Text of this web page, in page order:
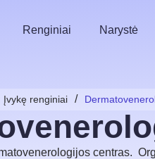
Renginiai Narystė
Įvykę renginiai /
centras.